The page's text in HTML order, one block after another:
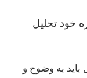
خود تحلیل
به وضوح و